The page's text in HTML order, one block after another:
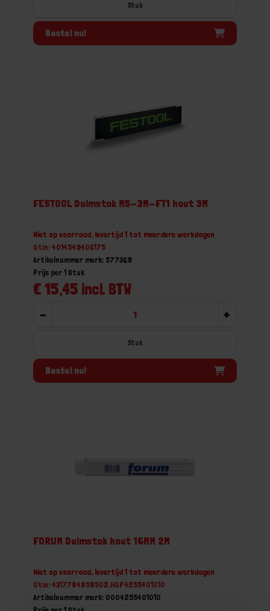
Stuk
Bestel nu!
FESTOOL Duimstok MS-3M-FT1 hout 3M
Niet op voorraad, levertijd 1 tot meerdere werkdagen
Gtin: 4014549406175
Artikelnummer merk: 577369
€ 15,45 incl. BTW
Prijs per 1 Stuk
- +
Stuk
Bestel nu!
FORUM Duimstok hout 16MM 2M
Niet op voorraad, levertijd 1 tot meerdere werkdagen
Gtin: 4317784858502,HGF4255401010
Artikelnummer merk: 0004255401010